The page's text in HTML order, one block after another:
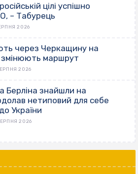
цілі успішно
– Табурець
2026
через Черкащину на
змінюють маршрут
2026
Берліна знайшли на
нетиповий для себе
України
2026